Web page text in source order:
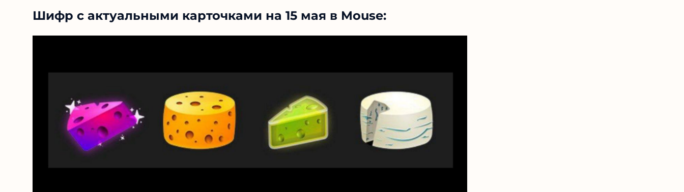
Шифр с актуальными карточками на 15 мая в Mouse: